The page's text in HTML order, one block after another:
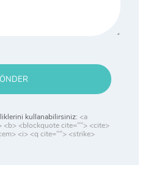
kullanabilirsiniz: <a
<b> <blockquote cite=""> <cite>
<i> <q cite=""> <strike>